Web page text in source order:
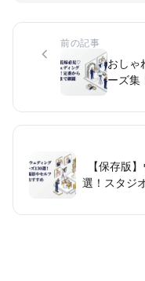
前の記事
おしゃ
ーズ集
【保存版
選！スタジ